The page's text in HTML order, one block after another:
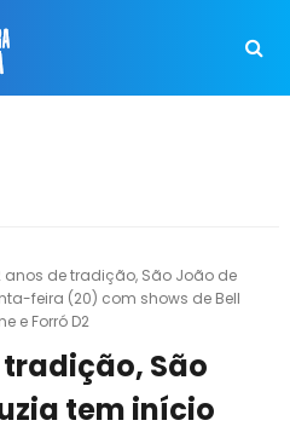
anos de tradição, São João de
feira (20) com shows de Bell
e Forró D2
tradição, São
tem início